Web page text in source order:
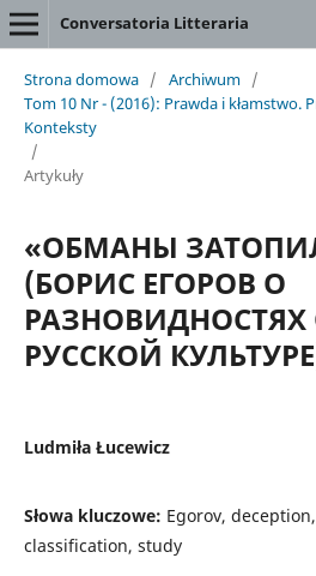
Conversatoria Litteraria
Strona domowa / Archiwum /
Tom 10 Nr - (2016): Prawda i kłamstwo.
Konteksty
/
Artykuły
«ОБМАНЫ
(БОРИС ЕГОРОВ О
РУССКОЙ
Ludmiła Łucewicz
Słowa kluczowe: Egorov,
classification, study